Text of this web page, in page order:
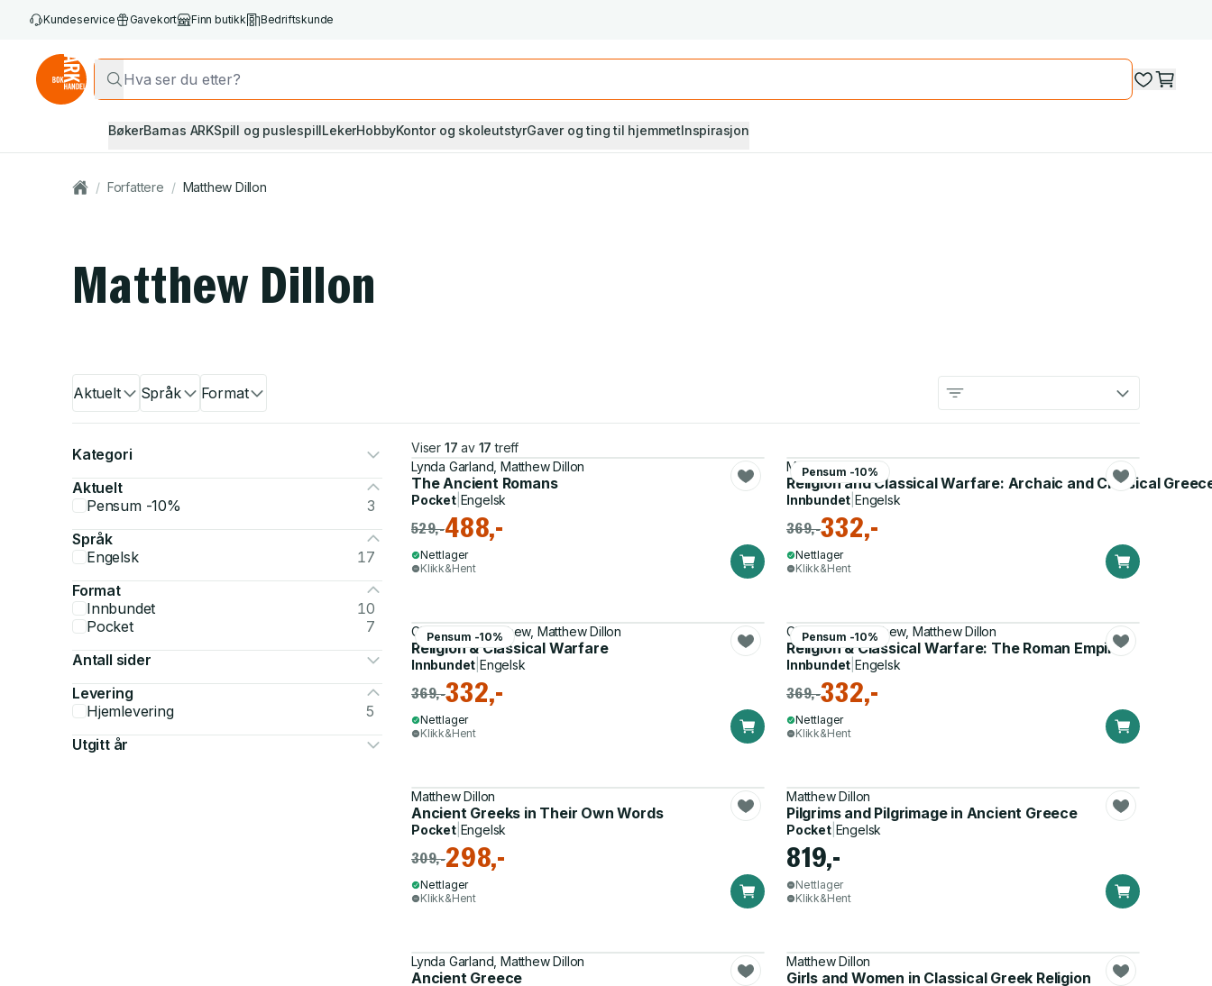
Kundeservice Gavekort Finn butikk Bedriftskunde
BøkerBarnas ARKSpill og puslespillLekerHobbyKontor og skoleutstyrGaver og ting til hjemmetInspirasjon
/ Forfattere / Matthew Dillon
Matthew Dillon
Aktuelt Språk Format
Kategori
Aktuelt
Pensum -10%
3
Språk
Engelsk
17
Format
Innbundet
10
Pocket
7
Antall sider
Levering
Hjemlevering
5
Utgitt år
Viser 17 av 17 treff
Lynda Garland, Matthew Dillon
The Ancient Romans
Pocket| Engelsk
529,-488,-
Nettlager
Klikk&Hent
Pensum -10%
Matthew Dillon
Religion and Classical Warfare: Archaic and Classical
Innbundet |Engelsk
369,-332,-
Nettlager
Klikk&Hent
Pensum -10%
Christopher Matthew, Matthew Dillon
Religion & Classical Warfare
Innbundet |Engelsk
369,-332,-
Nettlager
Klikk&Hent
Pensum -10%
Christopher Matthew, Matthew Dillon
Religion & Classical Warfare: The Roman Empire
Innbundet |Engelsk
369,-332,-
Nettlager
Klikk&Hent
Matthew Dillon
Ancient Greeks in Their Own Words
Pocket| Engelsk
309,-298,-
Nettlager
Klikk&Hent
Matthew Dillon
Pilgrims and Pilgrimage in Ancient Greece
Pocket| Engelsk
819,-
Nettlager
Klikk&Hent
Lynda Garland, Matthew Dillon
Ancient Greece
Matthew Dillon
Girls and Women in Classical Greek Religion